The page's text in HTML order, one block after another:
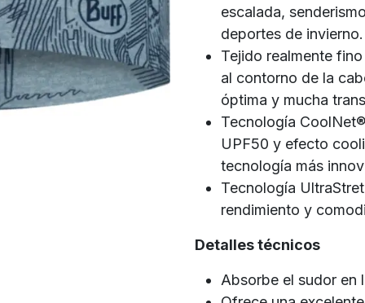
escalada,
deportes de invierno.
Tejido realmente
al contorno de la
óptima y mucha
Tecnología
UPF50 y efecto
tecnología más
Tecnología
rendimiento y
Detalles técnicos
Absorbe el sudor en